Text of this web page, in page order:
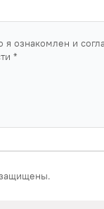
ознакомлен и
*